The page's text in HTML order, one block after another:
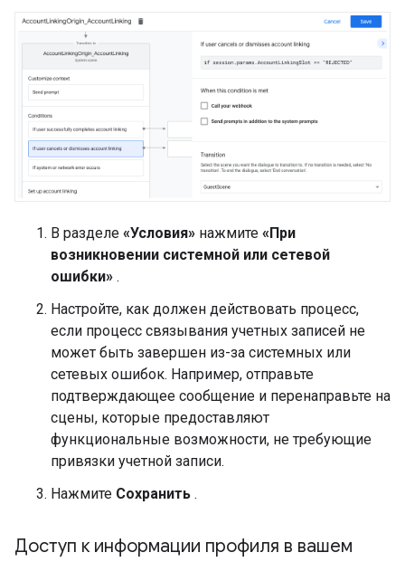
В разделе «Условия» нажмите «При
возникновении системной или сетевой
ошибки» .
Настройте, как должен действовать процесс,
если процесс связывания учетных записей не
может быть завершен из-за системных или
сетевых ошибок. Например, отправьте
подтверждающее сообщение и перенаправьте на
сцены, которые предоставляют
функциональные возможности, не требующие
привязки учетной записи.
Нажмите Сохранить .
Доступ к информации профиля в вашем